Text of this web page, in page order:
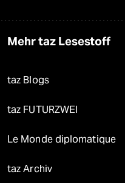
Mehr taz Lesestoff
taz Blogs
taz FUTURZWEI
Le Monde diplomatique
taz Archiv